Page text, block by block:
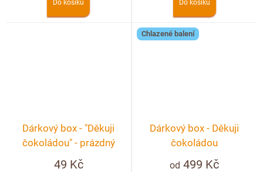
Do košíku Do košíku
Dárkový box - "Děkuji
čokoládou" - prázdný
49 Kč
Chlazené balení
Dárkový box - Děkuji
čokoládou
od 499 Kč